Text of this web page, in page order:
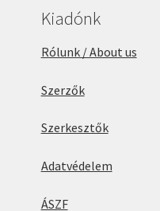
Kiadónk
Rólunk / About us
Szerzők
Szerkesztők
Adatvédelem
ÁSZF